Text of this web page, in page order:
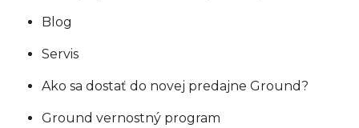
Blog
Servis
Ako sa dostať do novej predajne Ground?
Ground vernostný program